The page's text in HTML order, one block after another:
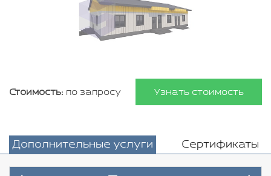
Стоимость: по запросу Узнать стоимость
Дополнительные услуги Сертификаты